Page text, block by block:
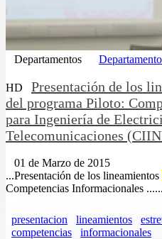
Departamentos
HD Presentación de los
del programa Piloto:
para Ingeniería de
Telecomunicaciones
01 de Marzo de 2015
...Presentación de los lineamientos
Competencias Informacionales ......
presentacion lineamientos
competencias
informacionales